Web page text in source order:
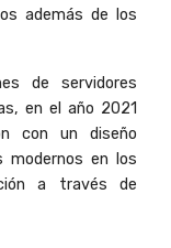
además de los
de servidores
en el año 2021
con un diseño
modernos en los
a través de